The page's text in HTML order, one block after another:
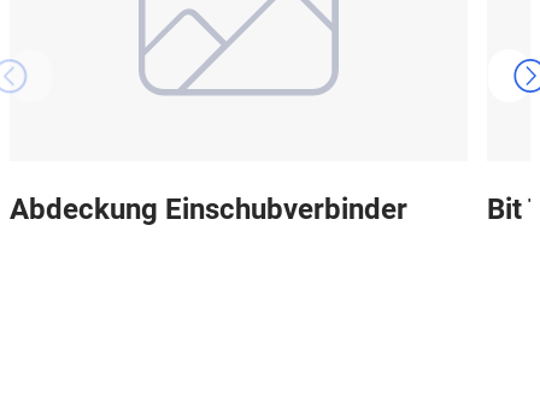
Abdeckung Einschubverbinder Bit